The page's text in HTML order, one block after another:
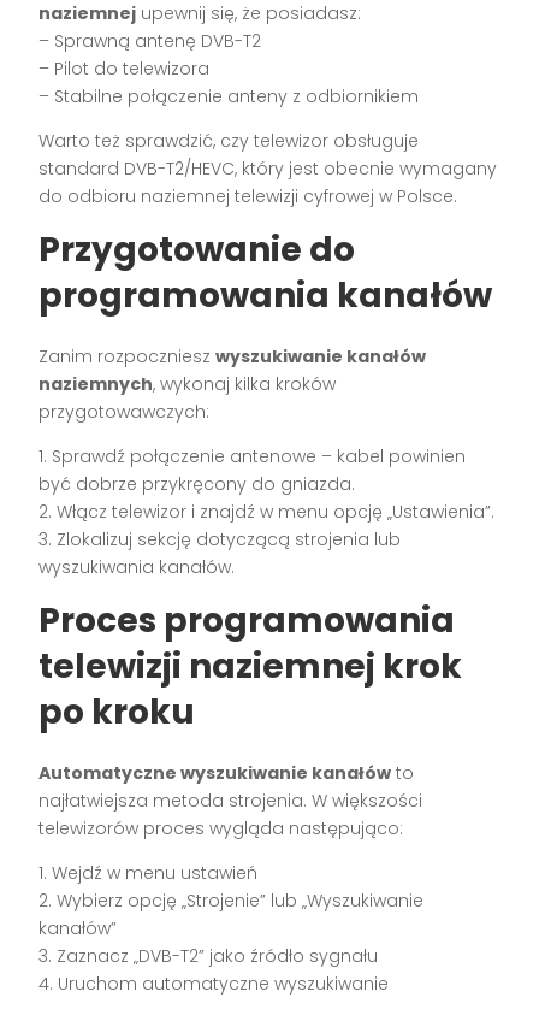
naziemnej upewnij się, że posiadasz:
– Sprawną antenę DVB-T2
– Pilot do telewizora
– Stabilne połączenie anteny z odbiornikiem
Warto też sprawdzić, czy telewizor obsługuje
standard DVB-T2/HEVC, który jest obecnie wymagany
do odbioru naziemnej telewizji cyfrowej w Polsce.
Przygotowanie do
programowania kanałów
Zanim rozpocznieszwyszukiwanie kanałów
naziemnych, wykonaj kilka kroków
przygotowawczych:
1. Sprawdź połączenie antenowe – kabel powinien
być dobrze przykręcony do gniazda.
2. Włącz telewizor i znajdź w menu opcję „Ustawienia”.
3. Zlokalizuj sekcję dotyczącą strojenia lub
wyszukiwania kanałów.
Proces programowania
telewizji naziemnej krok
po kroku
Automatyczne wyszukiwanie kanałów to
najłatwiejsza metoda strojenia. W większości
telewizorów proces wygląda następująco:
1. Wejdź w menu ustawień
2. Wybierz opcję „Strojenie” lub „Wyszukiwanie
kanałów”
3. Zaznacz „DVB-T2” jako źródło sygnału
4. Uruchom automatyczne wyszukiwanie